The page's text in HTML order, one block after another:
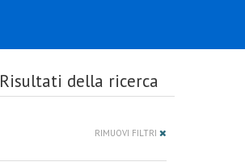
Risultati della ricerca
RIMUOVI FILTRI